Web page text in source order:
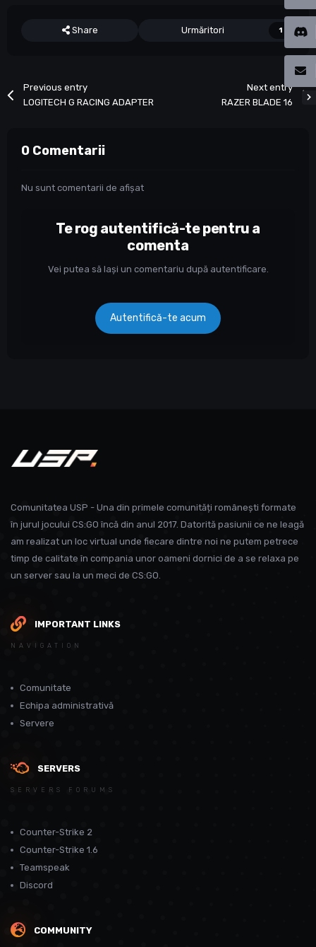
Share Urmăritori 1
Previous entry
LOGITECH G RACING ADAPTER
Next entry
RAZER BLADE 16
0 Comentarii
Nu sunt comentarii de afișat
Te rog autentifică-te pentru a
comenta
Vei putea să lași un comentariu după autentificare.
Autentifică-te acum
Comunitatea USP - Una din primele comunități românești formate
în jurul jocului CS:GO încă din anul 2017. Datorită pasiunii ce ne leagă
am realizat un loc virtual unde fiecare dintre noi ne putem petrece
timp de calitate în compania unor oameni dornici de a se relaxa pe
un server sau la un meci de CS:GO.
IMPORTANT LINKS
NAVIGATION
Comunitate
Echipa administrativă
Servere
SERVERS
SERVERS FORUMS
Counter-Strike 2
Counter-Strike 1.6
Teamspeak
Discord
COMMUNITY